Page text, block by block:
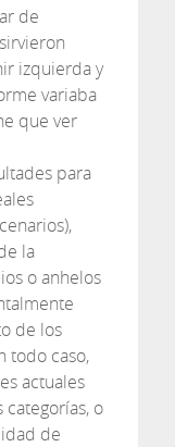
de
izquierda y
variaba
que ver
para
la
o anhelos
de los
todo caso,
actuales
o
de